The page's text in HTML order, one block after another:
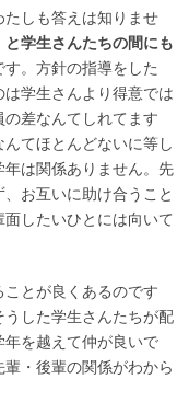
たしも答えは知りませ
学生さんたちの間にも
す。方針の指導をした
学生さんより得意では
差なんてしれてます
てほとんどないに等し
は関係ありません。先
お互いに助け合うこと
したいひとには向いて
とが良くあるのです
した学生さんたちが配
年を越えて仲が良いで
・後輩の関係がわから